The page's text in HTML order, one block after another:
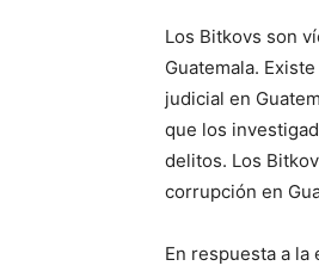
Los Bitkovs son
Guatemala.
judicial en
que los
delitos. Los
corrupción en
En respuesta a la